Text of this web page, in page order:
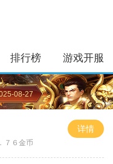
排行榜 游戏开服
08-27
７６金币
详情